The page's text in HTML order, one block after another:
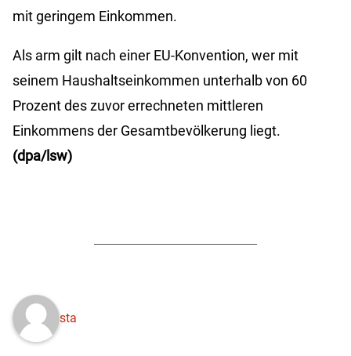
mit geringem Einkommen.
Als arm gilt nach einer EU-Konvention, wer mit
seinem Haushaltseinkommen unterhalb von 60
Prozent des zuvor errechneten mittleren
Einkommens der Gesamtbevölkerung liegt.
(dpa/lsw)
sta